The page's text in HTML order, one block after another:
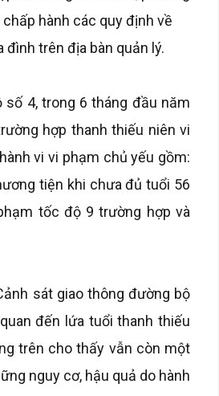
hành các quy định về
trên địa bàn quản lý.
4, trong 6 tháng đầu năm
hợp thanh thiếu niên vi
vi vi phạm chủ yếu gồm:
tiện khi chưa đủ tuổi 56
tốc độ 9 trường hợp và
sát giao thông đường bộ
đến lứa tuổi thanh thiếu
trên cho thấy vẫn còn một
nguy cơ, hậu quả do hành